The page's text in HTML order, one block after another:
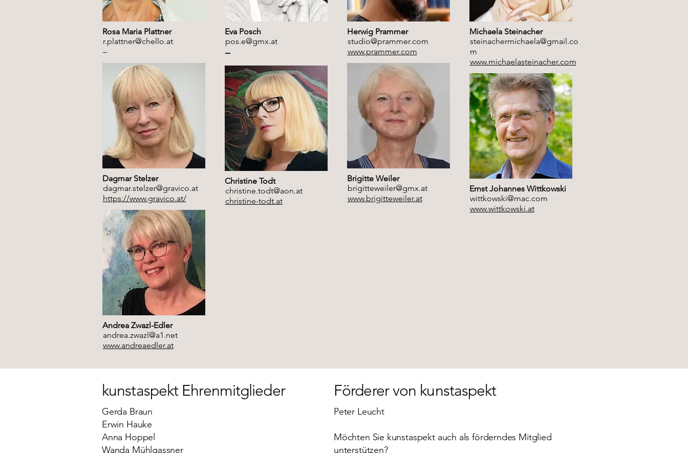
Rosa Maria Plattner
r.plattner@chello.at
–
Dagmar Stelzer
dagmar.stelzer@gravico.at
https://www.gravico.at/
Andrea Zwazl-Edler
andrea.zwazl@a1.net
www.andreaedler.at
Eva Posch
pos.e@gmx.at
–
Christine Todt
christine.todt@aon.at
christine-todt.at
Herwig Prammer
studio@prammer.com
www.prammer.com
Brigitte Weiler
brigitteweiler@gmx.at
www.brigitteweiler.at
Michaela Steinacher
steinachermichaela@gmail.co
m
www.michaelasteinacher.com
Ernst Johannes Wittkowski
wittkowski@mac.com
www.wittkowski.at
Gerda Braun
Erwin Hauke
Anna Hoppel
Wanda Mühlgassner
kunstaspekt Ehrenmitglieder Förderer von kunstaspekt
Peter Leucht
Möchten Sie kunstaspekt auch als förderndes Mitglied
unterstützen?